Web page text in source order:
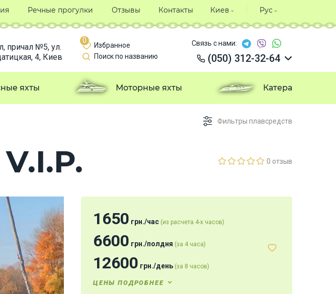
Фильтры плавсредств
0 отзыв
1650 грн./час (из расчета 4-х часов)
6600 грн./полдня (за 4 часа)
12600 грн./день (за 8 часов)
ЦЕНЫ ПОДРОБНЕЕ
Речные прогулки Отзывы Контакты Киев Рус
причал №5, ул.
4, Киев
0
Избранное
Поиск по названию
Связь с нами:
(050) 312-32-64
(050) 312-32-64
(050) 312-32-64
(050) 312-32-64
яхты Моторные яхты Катера